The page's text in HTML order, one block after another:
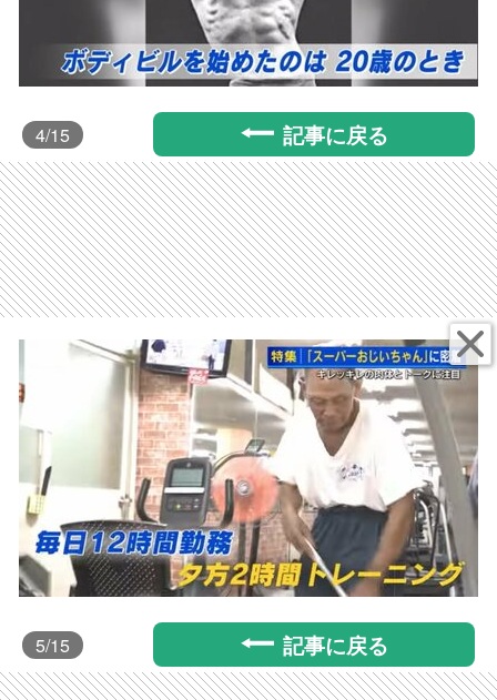
4/15 記事に戻る
5/15 記事に戻る